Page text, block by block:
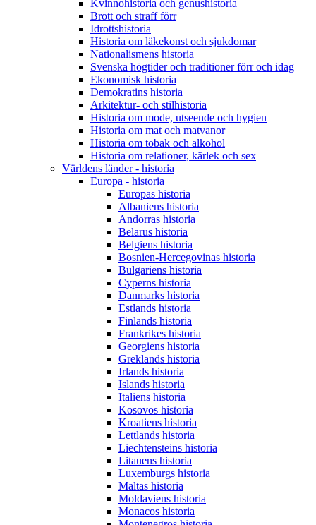
Kvinnohistoria och genushistoria
Brott och straff förr
Idrottshistoria
Historia om läkekonst och sjukdomar
Nationalismens historia
Svenska högtider och traditioner förr och idag
Ekonomisk historia
Demokratins historia
Arkitektur- och stilhistoria
Historia om mode, utseende och hygien
Historia om mat och matvanor
Historia om tobak och alkohol
Historia om relationer, kärlek och sex
Världens länder - historia
Europa - historia
Europas historia
Albaniens historia
Andorras historia
Belarus historia
Belgiens historia
Bosnien-Hercegovinas historia
Bulgariens historia
Cyperns historia
Danmarks historia
Estlands historia
Finlands historia
Frankrikes historia
Georgiens historia
Greklands historia
Irlands historia
Islands historia
Italiens historia
Kosovos historia
Kroatiens historia
Lettlands historia
Liechtensteins historia
Litauens historia
Luxemburgs historia
Maltas historia
Moldaviens historia
Monacos historia